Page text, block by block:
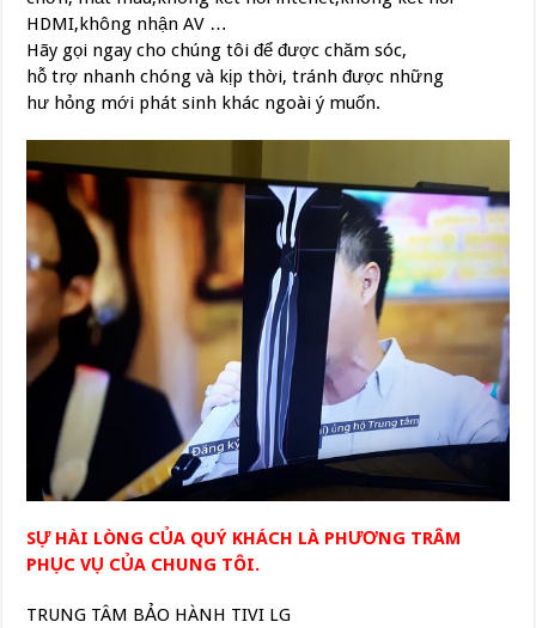
HDMI,không nhận AV …
Hãy gọi ngay cho chúng tôi để được chăm sóc,
hỗ trợ nhanh chóng và kịp thời, tránh được những
hư hỏng mới phát sinh khác ngoài ý muốn.
SỰ HÀI LÒNG CỦA QUÝ KHÁCH LÀ PHƯƠNG TRÂM
PHỤC VỤ CỦA CHUNG TÔI.
TRUNG TÂM BẢO HÀNH TIVI LG